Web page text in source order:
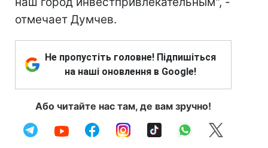
отмечает Думчев.
Не пропустіть головне! Підпишіться
на наші оновлення в Google!
Або читайте нас там, де вам зручно!